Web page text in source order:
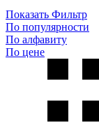
Показать Фильтр
По популярности
По алфавиту
По цене